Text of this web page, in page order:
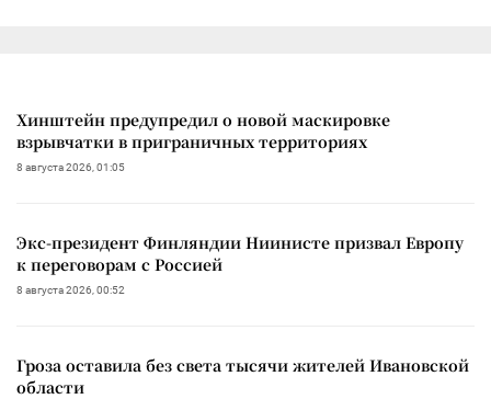
Хинштейн предупредил о новой маскировке
взрывчатки в приграничных территориях
8 августа 2026, 01:05
Экс-президент Финляндии Ниинисте призвал Европу
к переговорам с Россией
8 августа 2026, 00:52
Гроза оставила без света тысячи жителей Ивановской
области